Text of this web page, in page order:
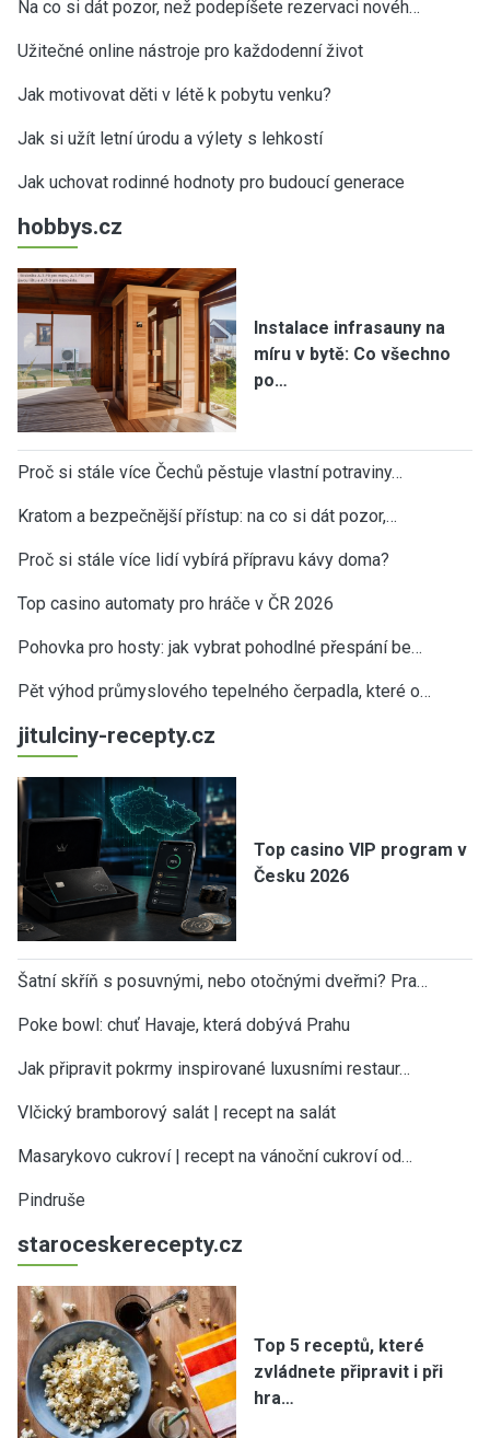
Na co si dát pozor, než podepíšete rezervaci novéh…
Užitečné online nástroje pro každodenní život
Jak motivovat děti v létě k pobytu venku?
Jak si užít letní úrodu a výlety s lehkostí
Jak uchovat rodinné hodnoty pro budoucí generace
hobbys.cz
Instalace infrasauny na
míru v bytě: Co všechno
po…
Proč si stále více Čechů pěstuje vlastní potraviny…
Kratom a bezpečnější přístup: na co si dát pozor,…
Proč si stále více lidí vybírá přípravu kávy doma?
Top casino automaty pro hráče v ČR 2026
Pohovka pro hosty: jak vybrat pohodlné přespání be…
Pět výhod průmyslového tepelného čerpadla, které o…
jitulciny-recepty.cz
Top casino VIP program v
Česku 2026
Šatní skříň s posuvnými, nebo otočnými dveřmi? Pra…
Poke bowl: chuť Havaje, která dobývá Prahu
Jak připravit pokrmy inspirované luxusními restaur…
Vlčický bramborový salát | recept na salát
Masarykovo cukroví | recept na vánoční cukroví od…
Pindruše
staroceskerecepty.cz
Top 5 receptů, které
zvládnete připravit i při
hra…